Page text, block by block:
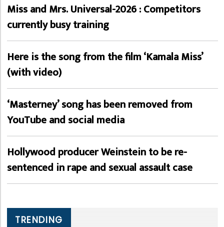
Miss and Mrs. Universal-2026 : Competitors
currently busy training
Here is the song from the film ‘Kamala Miss’
(with video)
‘Masterney’ song has been removed from
YouTube and social media
Hollywood producer Weinstein to be re-
sentenced in rape and sexual assault case
TRENDING